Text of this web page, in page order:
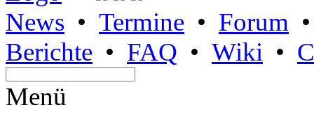
News • Termine • Forum
Berichte • FAQ • Wiki •
Menü